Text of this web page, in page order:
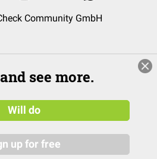
Community GmbH
see more.
Will do
up for free